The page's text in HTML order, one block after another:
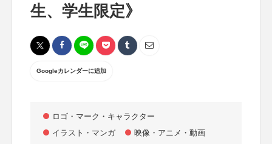
生、学生限定》
Googleカレンダーに追加
ロゴ・マーク・キャラクター
イラスト・マンガ
映像・アニメ・動画